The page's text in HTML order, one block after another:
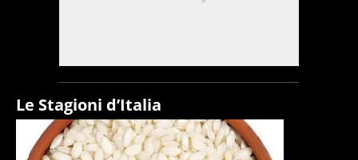
Le Stagioni d’Italia